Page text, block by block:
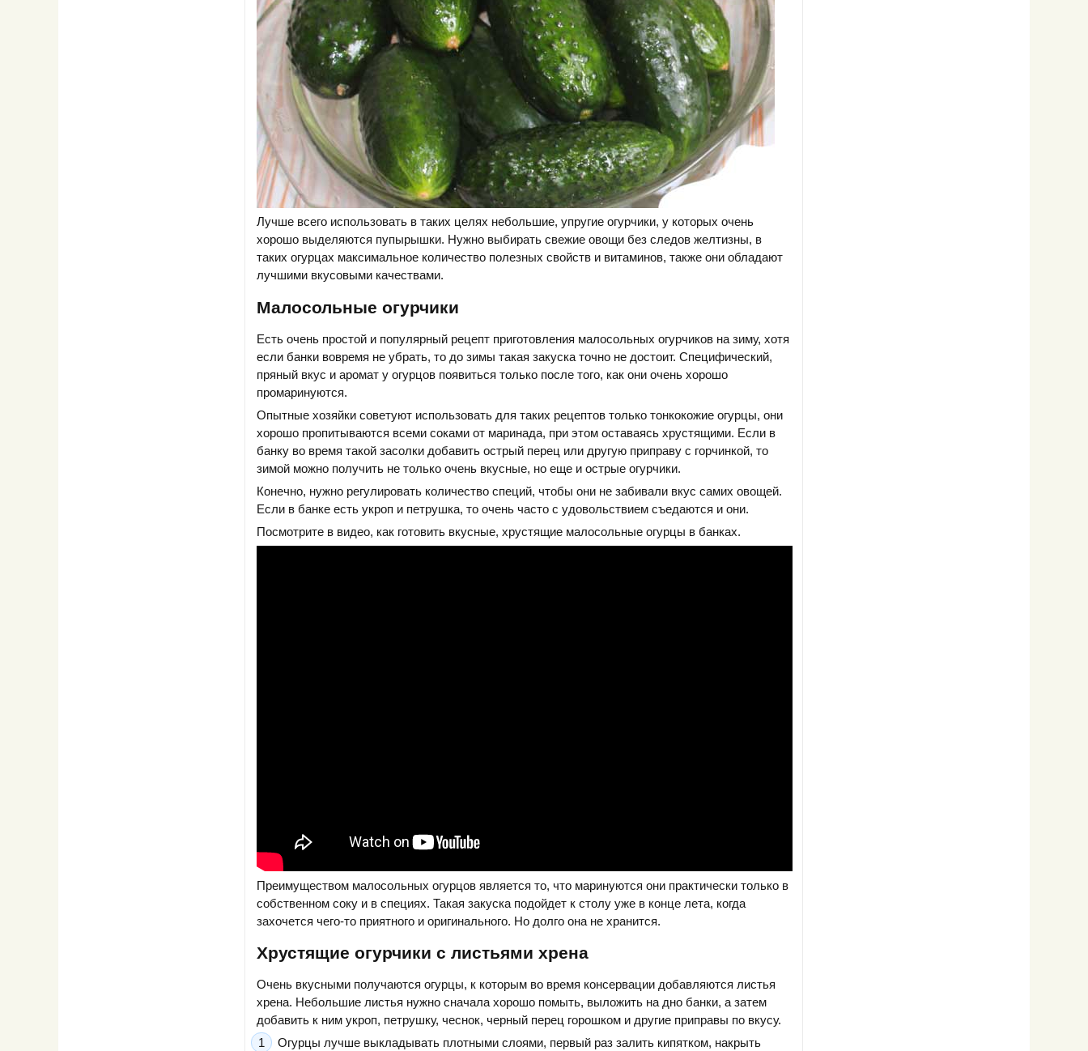
Лучше всего использовать в таких целях небольшие, упругие огурчики, у которых очень
хорошо выделяются пупырышки. Нужно выбирать свежие овощи без следов желтизны, в
таких огурцах максимальное количество полезных свойств и витаминов, также они обладают
лучшими вкусовыми качествами.
Малосольные огурчики
Есть очень простой и популярный рецепт приготовления малосольных огурчиков на зиму, хотя
если банки вовремя не убрать, то до зимы такая закуска точно не достоит. Специфический,
пряный вкус и аромат у огурцов появиться только после того, как они очень хорошо
промаринуются.
Опытные хозяйки советуют использовать для таких рецептов только тонкокожие огурцы, они
хорошо пропитываются всеми соками от маринада, при этом оставаясь хрустящими. Если в
банку во время такой засолки добавить острый перец или другую приправу с горчинкой, то
зимой можно получить не только очень вкусные, но еще и острые огурчики.
Конечно, нужно регулировать количество специй, чтобы они не забивали вкус самих овощей.
Если в банке есть укроп и петрушка, то очень часто с удовольствием съедаются и они.
Посмотрите в видео, как готовить вкусные, хрустящие малосольные огурцы в банках.
Преимуществом малосольных огурцов является то, что маринуются они практически только в
собственном соку и в специях. Такая закуска подойдет к столу уже в конце лета, когда
захочется чего-то приятного и оригинального. Но долго она не хранится.
Хрустящие огурчики с листьями хрена
Очень вкусными получаются огурцы, к которым во время консервации добавляются листья
хрена. Небольшие листья нужно сначала хорошо помыть, выложить на дно банки, а затем
добавить к ним укроп, петрушку, чеснок, черный перец горошком и другие приправы по вкусу.
Огурцы лучше выкладывать плотными слоями, первый раз залить кипятком, накрыть